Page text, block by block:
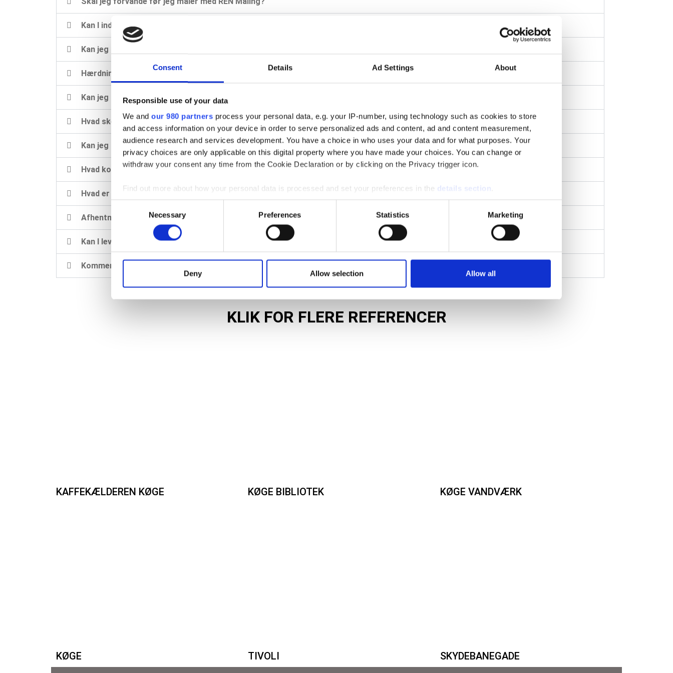
Consent Details Ad Settings About
Responsible use of your data
We and our 980 partners process your personal data, e.g. your IP-number, using technology such as cookies to store
and access information on your device in order to serve personalized ads and content, ad and content measurement,
audience research and services development. You have a choice in who uses your data and for what purposes. Your
privacy choices are only applicable on this digital property where you have made your choices. You can change or
withdraw your consent any time from the Cookie Declaration or by clicking on the Privacy trigger icon.
Find out more about how your personal data is processed and set your preferences in the details section
We use cookies to personalise content and ads, to provide social media features and to analyse our traffic. We also share
information about your use of our site with our social media, advertising and analytics partners who may combine it with
other information that you’ve provided to them or that they’ve collected from your use of their services.
Consent
Selection
Necessary Preferences Statistics Marketing
Deny Allow selection Allow all
Kan I indfarve REN Maling efter specielle ønsker?
Kan jeg male på træ?
Hærdningsforhold
Kan jeg handle hos jer som privatperson?
Hvad sker der, hvis temperaturen ikke overholdes?
Kan jeg købe et farvekort?
Hvad koster jeres fragt?
Hvad er jeres åbningstider?
Afhentning udenfor åbningstiden?
Kan I levere til øer?
Kommer I ud og rådgiver på adressen?
KLIK FOR FLERE REFERENCER
KAFFEKÆLDEREN KØGE KØGE BIBLIOTEK KØGE VANDVÆRK
KØGE TIVOLI SKYDEBANEGADE